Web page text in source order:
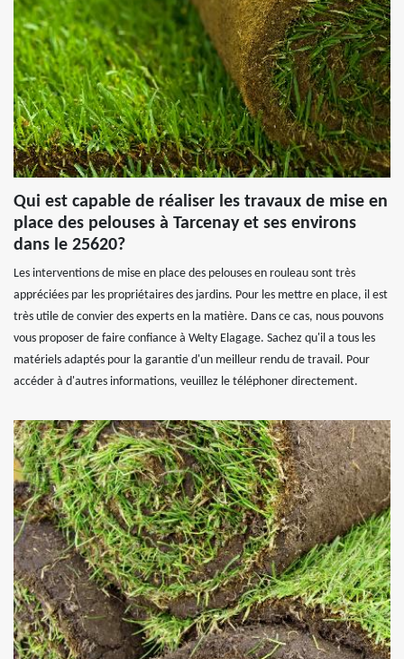
Qui est capable de réaliser les travaux de mise en
place des pelouses à Tarcenay et ses environs
dans le 25620?
Les interventions de mise en place des pelouses en rouleau sont très
appréciées par les propriétaires des jardins. Pour les mettre en place, il est
très utile de convier des experts en la matière. Dans ce cas, nous pouvons
vous proposer de faire confiance à Welty Elagage. Sachez qu'il a tous les
matériels adaptés pour la garantie d'un meilleur rendu de travail. Pour
accéder à d'autres informations, veuillez le téléphoner directement.